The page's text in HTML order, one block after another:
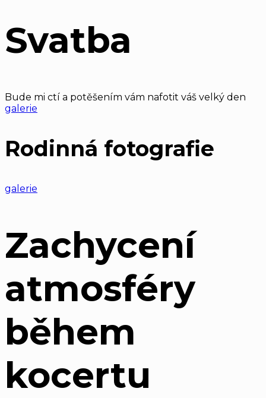
Svatba
Bude mi ctí a potěšením vám nafotit váš velký den
galerie
Rodinná fotografie
galerie
Zachycení
atmosféry
během
kocertu